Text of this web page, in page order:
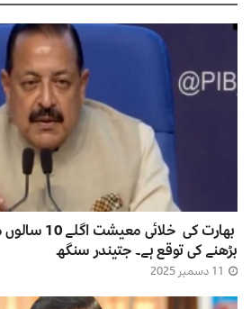
بڑھنے کی توقع ہے۔ جتیندر سنگھ